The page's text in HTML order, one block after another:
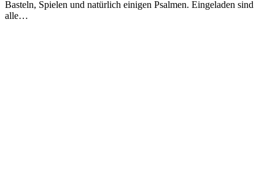
Basteln, Spielen und natürlich einigen Psalmen. Eingeladen sind
alle…